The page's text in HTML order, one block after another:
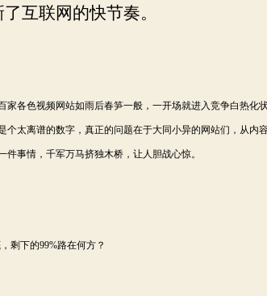
互联网的快节奏。
各色视频网站如雨后春笋一般，一开场就进入竞争白热化
个太离谱的数字，真正的问题在于大同小异的网站们，从内
事情，千军万马挤独木桥，让人胆战心惊。
剩下的99%路在何方？